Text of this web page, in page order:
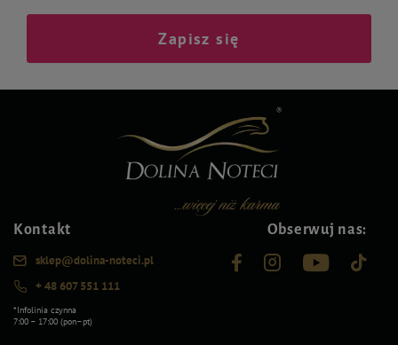
Zapisz się
Kontakt
sklep@dolina-noteci.pl
+ 48 607 551 111
*Infolinia czynna
7:00 – 17:00 (pon–pt)
Obserwuj nas: